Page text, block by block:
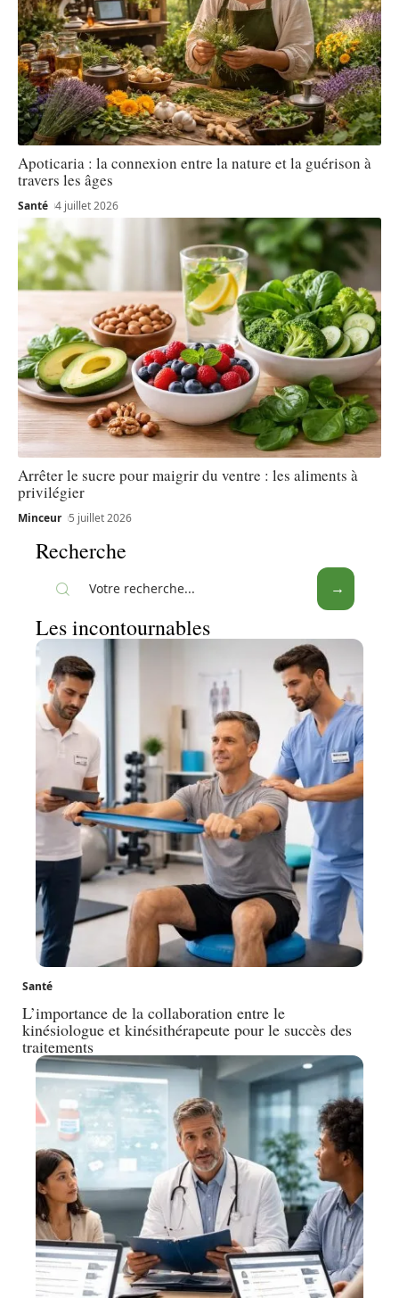
Apoticaria : la connexion entre la nature et la guérison à
travers les âges
Santé 4 juillet 2026
Arrêter le sucre pour maigrir du ventre : les aliments à
privilégier
Minceur 5 juillet 2026
Recherche
Les incontournables
Santé
L’importance de la collaboration entre le
kinésiologue et kinésithérapeute pour le succès des
traitements